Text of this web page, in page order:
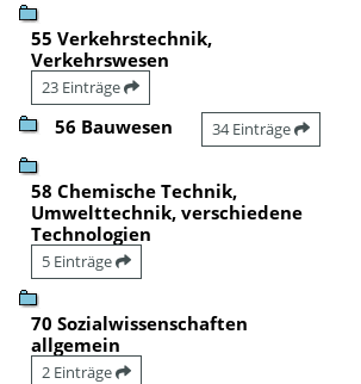
55 Verkehrstechnik,
Verkehrswesen
23 Einträge
56 Bauwesen 34 Einträge
58 Chemische Technik,
Umwelttechnik, verschiedene
Technologien
5 Einträge
70 Sozialwissenschaften
allgemein
2 Einträge